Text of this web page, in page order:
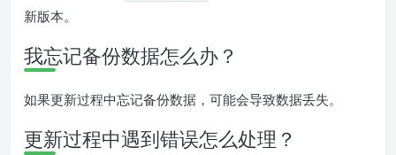
新版本。
我忘记备份数据怎么办？
如果更新过程中忘记备份数据，可能会导致数据丢失。
更新过程中遇到错误怎么处理？